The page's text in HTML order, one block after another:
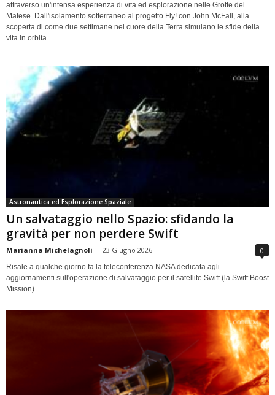
attraverso un'intensa esperienza di vita ed esplorazione nelle Grotte del
Matese. Dall'isolamento sotterraneo al progetto Fly! con John McFall, alla
scoperta di come due settimane nel cuore della Terra simulano le sfide della
vita in orbita
Astronautica ed Esplorazione Spaziale
Un salvataggio nello Spazio: sfidando la
gravità per non perdere Swift
Marianna Michelagnoli - 23 Giugno 2026 0
Risale a qualche giorno fa la teleconferenza NASA dedicata agli
aggiornamenti sull'operazione di salvataggio per il satellite Swift (la Swift Boost
Mission)